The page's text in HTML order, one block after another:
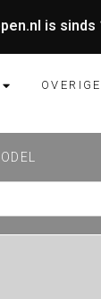
is sinds
OVERIGE